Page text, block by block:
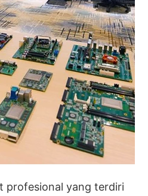
profesional yang terdiri